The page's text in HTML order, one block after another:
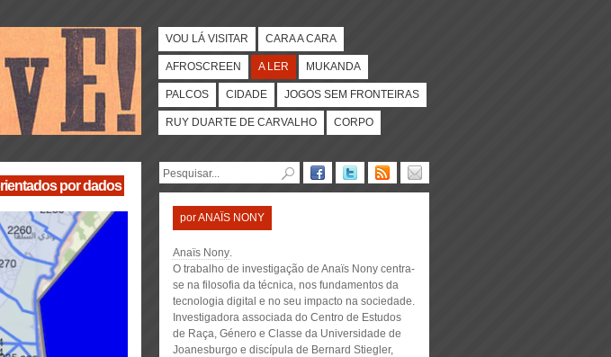
VOU LÁ VISITAR CARA A CARA
AFROSCREEN A LER MUKANDA
PALCOS CIDADE JOGOS SEM FRONTEIRAS
RUY DUARTE DE CARVALHO CORPO
por dados
porANAÏS NONY
Anaïs Nony.
O trabalho de investigação de Anaïs Nony centra-
se na filosofia da técnica, nos fundamentos da
tecnologia digital e no seu impacto na sociedade.
Investigadora associada do Centro de Estudos
de Raça, Género e Classe da Universidade de
Joanesburgo e discípula de Bernard Stiegler,